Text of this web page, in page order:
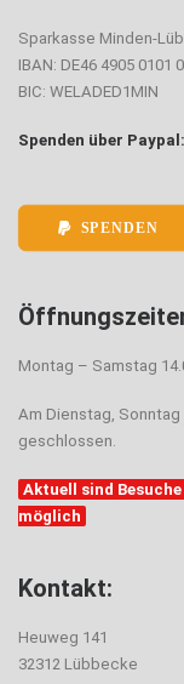
Sparkasse Minden-
IBAN: DE46 4905 0101
BIC: WELADED1MIN
Spenden über Paypal:
SPENDEN
Montag – Samstag
Am Dienstag,
geschlossen.
Aktuell sind
möglich
Kontakt:
Heuweg 141
32312 Lübbecke